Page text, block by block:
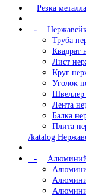
Резка металла
+-
Труба
Квадрат
Лист
Круг
Уголок
Лента
Балка
Плита
/katalog
+-